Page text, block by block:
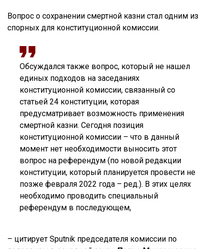
Вопрос о сохранении смертной казни стал одним из
спорных для конституционной комиссии.
Обсуждался также вопрос, который не нашел
единых подходов на заседаниях
конституционной комиссии, связанный со
статьей 24 конституции, которая
предусматривает возможность применения
смертной казни. Сегодня позиция
конституционной комиссии – что в данный
момент нет необходимости выносить этот
вопрос на референдум (по новой редакции
конституции, который планируется провести не
позже февраля 2022 года – ред.). В этих целях
необходимо проводить специальный
референдум в последующем,
– цитирует Sputnik председателя комиссии по